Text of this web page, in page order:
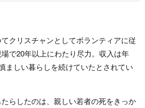
クリスチャンとしてボランティアに従
で20年以上にわたり尽力。収入は年
ましい暮らしを続けていたとされてい
らしたのは、親しい若者の死をきっか